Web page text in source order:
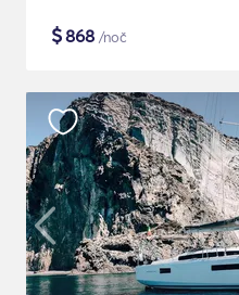
$868 /noč